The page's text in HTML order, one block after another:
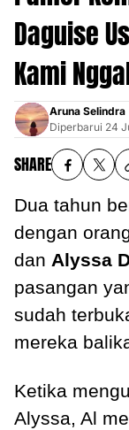
Daguise
Kami
Aruna Selindra
Diperbarui 24
SHARE
Dua tahun
dengan
dan Alyssa
pasangan
sudah
mereka
Ketika
Alyssa, Al